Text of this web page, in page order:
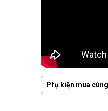
Phụ kiện mua cùng